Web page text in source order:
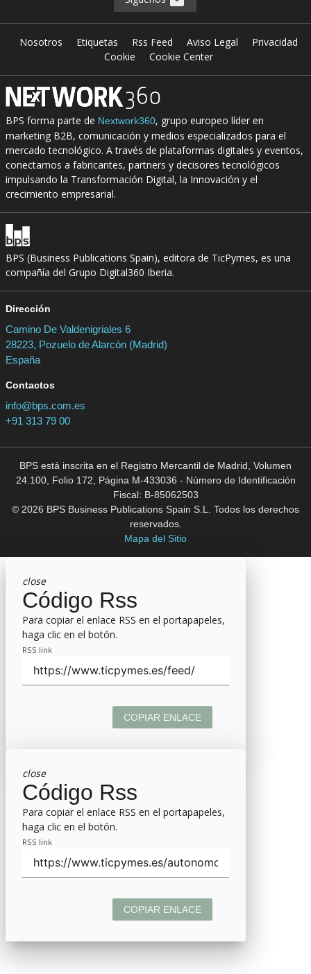
Nosotros Etiquetas Rss Feed Aviso Legal
Privacidad
Cookie
Cookie Center
BPS forma parte de Nextwork360, grupo europeo líder en
marketing B2B, comunicación y medios especializados para el
mercado tecnológico. A través de plataformas digitales y eventos,
conectamos a fabricantes, partners y decisores tecnológicos
impulsando la Transformación Digital, la Innovación y el
crecimiento empresarial.
BPS (Business Publications Spain), editora de TicPymes, es una
compañía del Grupo Digital360 Iberia.
Dirección
Camino De Valdenigriales 6
28223, Pozuelo de Alarcón (Madrid)
España
Contactos
info@bps.com.es
+91 313 79 00
BPS está inscrita en el Registro Mercantil de Madrid, Volumen
24.100, Folio 172, Página M-433036 - Número de Identificación
Fiscal: B-85062503
© 2026 BPS Business Publications Spain S.L. Todos los derechos
reservados.
Mapa del Sitio
close
Código Rss
Para copiar el enlace RSS en el portapapeles,
haga clic en el botón.
RSS link
COPIAR ENLACE
close
Código Rss
Para copiar el enlace RSS en el portapapeles,
haga clic en el botón.
RSS link
COPIAR ENLACE